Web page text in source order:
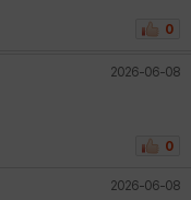
0
2026-06-08
0
2026-06-08